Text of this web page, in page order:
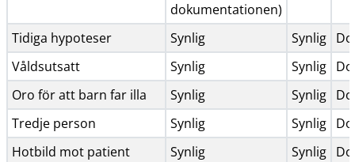
dokumentationen)
Tidiga hypoteser Synlig Synlig
Våldsutsatt
Synlig Synlig
Oro för att barn far illa
Synlig Synlig
Tredje person
Synlig Synlig
Hotbild mot patient
Synlig Synlig